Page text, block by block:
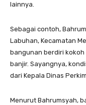
lainnya.
Sebagai contoh,
Labuhan, Kecamatan
bangunan berdiri
banjir. Sayangnya,
dari Kepala Dinas
Menurut Bahrumsyah,